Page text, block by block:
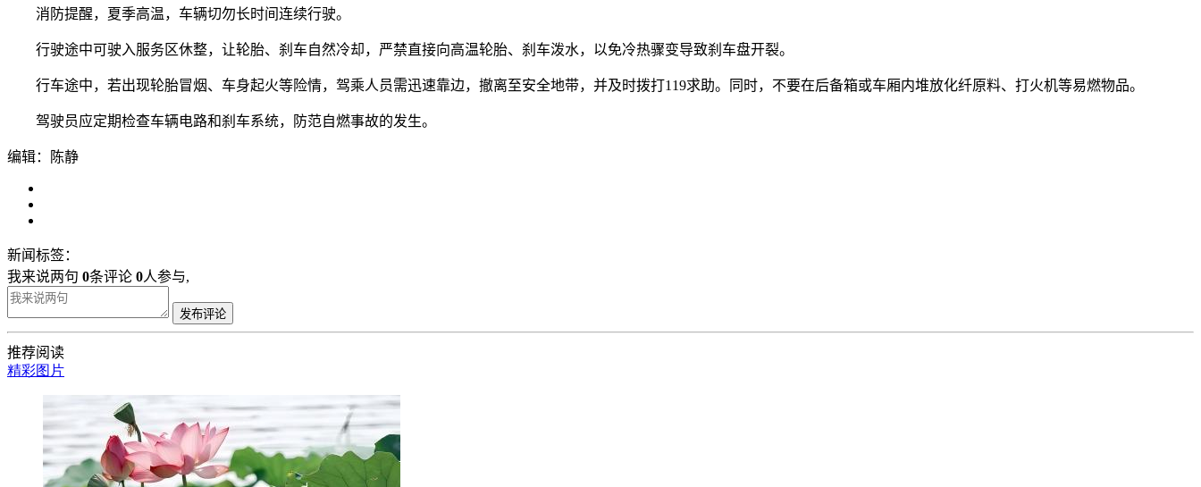
消防提醒，夏季高温，车辆切勿长时间连续行驶。
行驶途中可驶入服务区休整，让轮胎、刹车自然冷却，严禁直接向高温轮胎、刹车泼水，以免冷热骤变导致刹车盘开裂。
行车途中，若出现轮胎冒烟、车身起火等险情，驾乘人员需迅速靠边，撤离至安全地带，并及时拨打119求助。同时，不要在后备箱或车厢内堆放化纤原料、打火机等易燃物品。
驾驶员应定期检查车辆电路和刹车系统，防范自燃事故的发生。
编辑：陈静
新闻标签：
我来说两句 0条评论 0人参与,
发布评论
推荐阅读